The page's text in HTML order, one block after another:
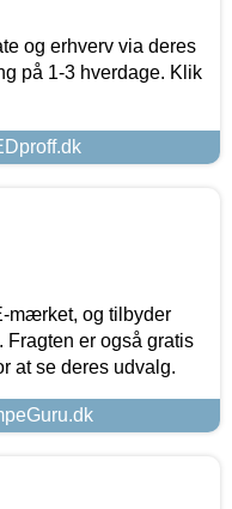
og erhverv via deres
på 1-3 hverdage. Klik
mærket, og tilbyder
Fragten er også gratis
at se deres udvalg.